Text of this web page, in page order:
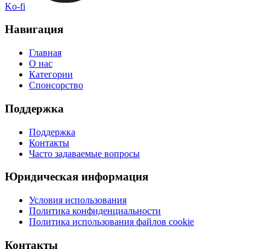
Ko-fi
Навигация
Главная
О нас
Категории
Спонсорство
Поддержка
Поддержка
Контакты
Часто задаваемые вопросы
Юридическая информация
Условия использования
Политика конфиденциальности
Политика использования файлов cookie
Контакты